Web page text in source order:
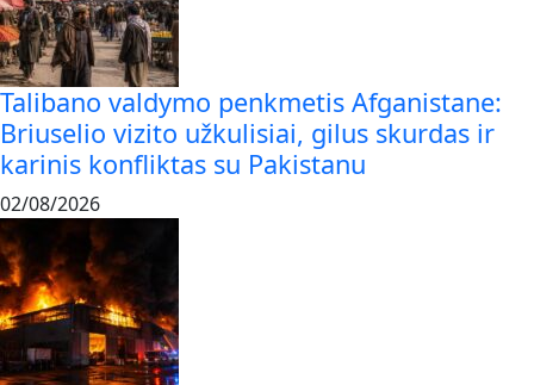
Talibano valdymo penkmetis Afganistane:
Briuselio vizito užkulisiai, gilus skurdas ir
karinis konfliktas su Pakistanu
02/08/2026